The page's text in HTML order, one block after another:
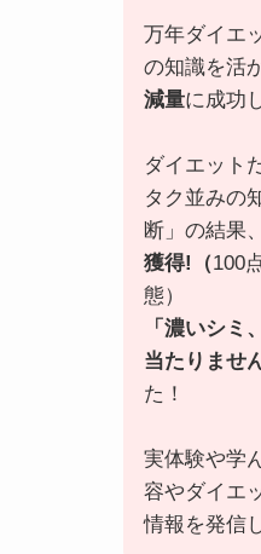
万年ダイエ
の知識を活
減量に成功
ダイエット
タク並みの
断」の結果、
獲得!（100
態）
「濃いシミ
当たりませ
た！
実体験や学
容やダイエ
情報を発信